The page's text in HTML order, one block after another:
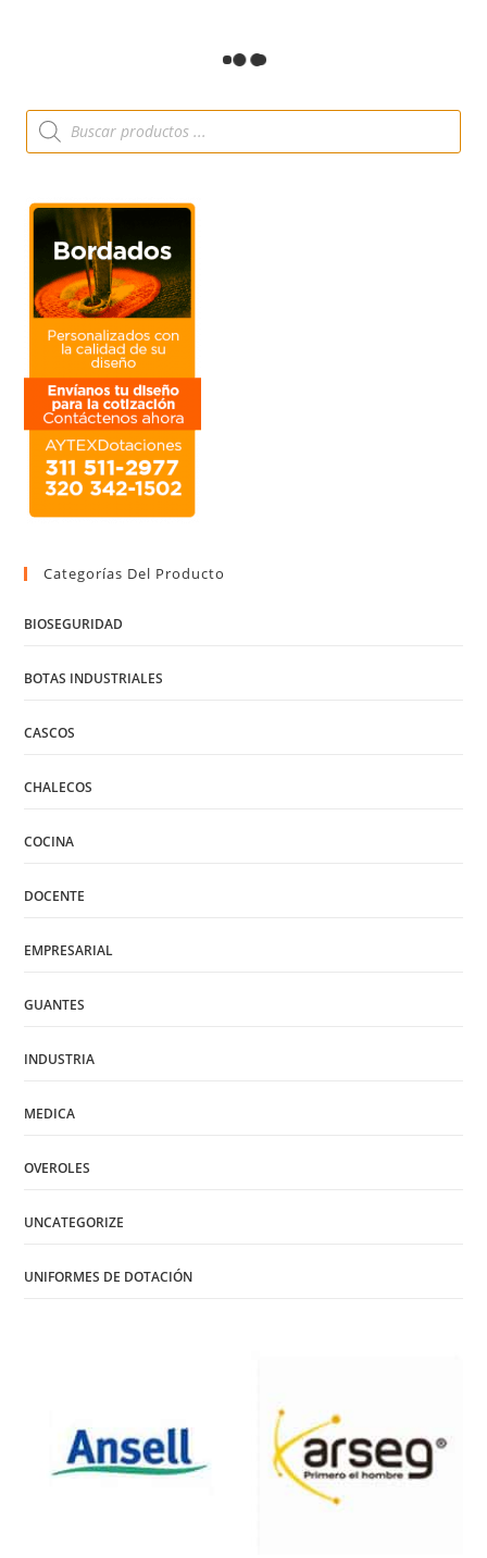
Categorías Del Producto
BIOSEGURIDAD
BOTAS INDUSTRIALES
CASCOS
CHALECOS
COCINA
DOCENTE
EMPRESARIAL
GUANTES
INDUSTRIA
MEDICA
OVEROLES
UNCATEGORIZE
UNIFORMES DE DOTACIÓN